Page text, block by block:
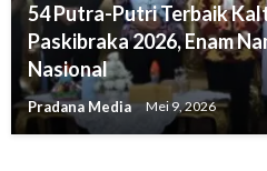
54 Putra-Putri Terbaik
Paskibraka 2026, Enam
Nasional
Pradana Media Mei 9, 2026